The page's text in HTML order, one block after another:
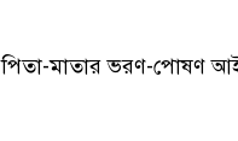
পিতা-মাতার ভরণ-পোষণ